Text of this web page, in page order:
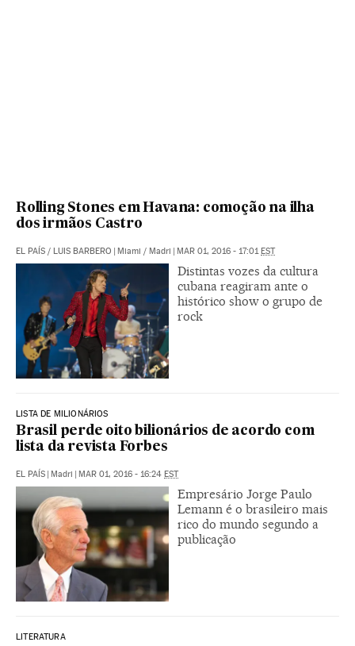
Rolling Stones em Havana: comoção na ilha
dos irmãos Castro
EL PAÍS / LUIS BARBERO | Miami / Madri | MAR 01, 2016 - 17:01EST
Distintas vozes da cultura
cubana reagiram ante o
histórico show o grupo de
rock
LISTA DE MILIONÁRIOS
Brasil perde oito bilionários de acordo com
lista da revista Forbes
EL PAÍS | Madri | MAR 01, 2016 - 16:24 EST
Empresário Jorge Paulo
Lemann é o brasileiro mais
rico do mundo segundo a
publicação
LITERATURA